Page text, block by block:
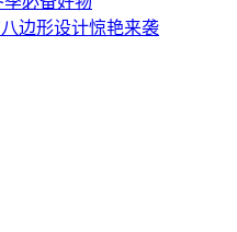
边形设计惊艳来袭